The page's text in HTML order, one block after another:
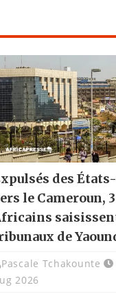
des
le Cameroun,
de
Pascale Tchakounte
2026